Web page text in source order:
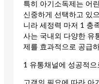
특히 아기소독제는 어
신중하게 선택하고 있
니라 세정력 마저 1 충
사는 국내외 다양한 유
제를 효과적으로 공급
1 유통채널에 성공적